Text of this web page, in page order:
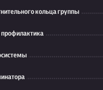
кольца группы